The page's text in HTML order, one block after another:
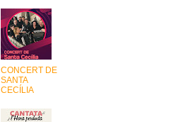
CONCERT DE
SANTA
CECÍLIA